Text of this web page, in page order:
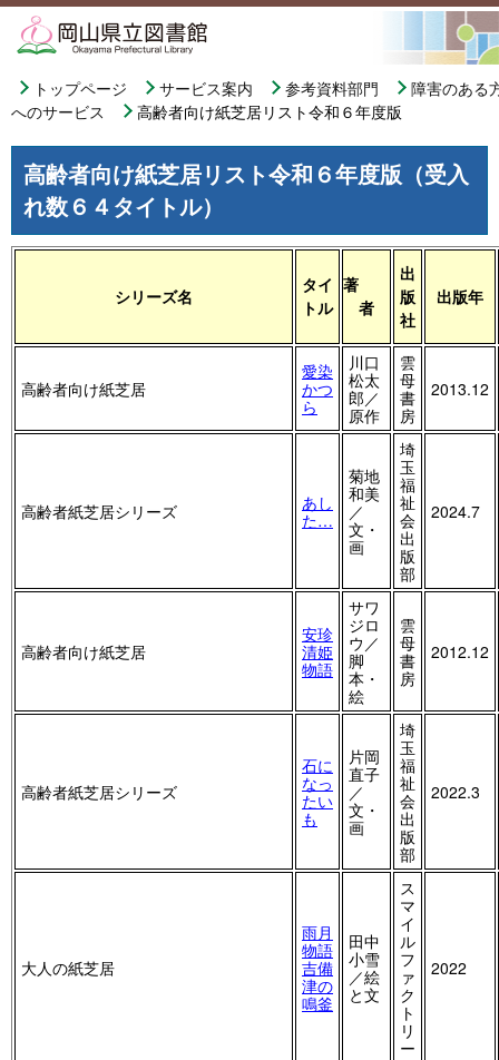
トップページ サービス案内 参考資料部門
障害のある
へのサービス
高齢者向け紙芝居リスト令和６年度版
高齢者向け紙芝居リスト令和６年度版（受入
れ数６４タイトル）
シリーズ名
タイ
トル
著
者
出
版
社
出版年
高齢者向け紙芝居
愛染
かつ
ら
川口
松太
郎／
原作
雲
母
書
房
2013.12
高齢者紙芝居シリーズ
あし
た…
菊地
和美
／
文・
画
埼
玉
福
祉
会
出
版
部
2024.7
高齢者向け紙芝居
安珍
清姫
物語
サワ
ジロ
ウ／
脚
本・
絵
雲
母
書
房
2012.12
高齢者紙芝居シリーズ
石に
なっ
たい
も
片岡
直子
／
文・
画
埼
玉
福
祉
会
出
版
部
2022.3
大人の紙芝居
雨月
物語
吉備
津の
鳴釜
田中
小雪
／絵
と文
ス
マ
イ
ル
フ
ァ
ク
ト
リ
ー
2022